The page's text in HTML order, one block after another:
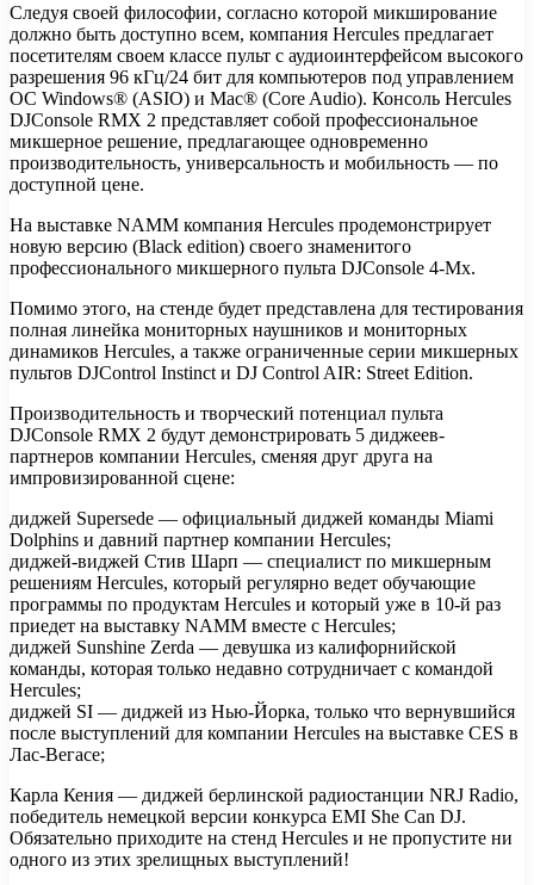
Следуя своей философии, согласно которой микширование
должно быть доступно всем, компания Hercules предлагает
посетителям своем классе пульт с аудиоинтерфейсом высокого
разрешения 96 кГц/24 бит для компьютеров под управлением
ОС Windows® (ASIO) и Mac® (Core Audio). Консоль Hercules
DJConsole RMX 2 представляет собой профессиональное
микшерное решение, предлагающее одновременно
производительность, универсальность и мобильность — по
доступной цене.
На выставке NAMM компания Hercules продемонстрирует
новую версию (Black edition) своего знаменитого
профессионального микшерного пульта DJConsole 4-Mx.
Помимо этого, на стенде будет представлена для тестирования
полная линейка мониторных наушников и мониторных
динамиков Hercules, а также ограниченные серии микшерных
пультов DJControl Instinct и DJ Control AIR: Street Edition.
Производительность и творческий потенциал пульта
DJConsole RMX 2 будут демонстрировать 5 диджеев-
партнеров компании Hercules, сменяя друг друга на
импровизированной сцене:
диджей Supersede — официальный диджей команды Miami
Dolphins и давний партнер компании Hercules;
диджей-виджей Стив Шарп — специалист по микшерным
решениям Hercules, который регулярно ведет обучающие
программы по продуктам Hercules и который уже в 10-й раз
приедет на выставку NAMM вместе с Hercules;
диджей Sunshine Zerda — девушка из калифорнийской
команды, которая только недавно сотрудничает с командой
Hercules;
диджей SI — диджей из Нью-Йорка, только что вернувшийся
после выступлений для компании Hercules на выставке CES в
Лас-Вегасе;
Карла Кения — диджей берлинской радиостанции NRJ Radio,
победитель немецкой версии конкурса EMI She Can DJ.
Обязательно приходите на стенд Hercules и не пропустите ни
одного из этих зрелищных выступлений!